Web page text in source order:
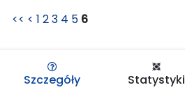
<< < 1 23 4 5 6
Szczegóły Statystyki